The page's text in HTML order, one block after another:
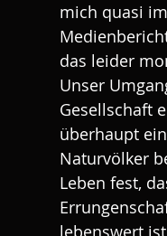
mich quasi
das leider
Unser
Gesellschaft
überhaupt
Naturvölker
Leben fest,